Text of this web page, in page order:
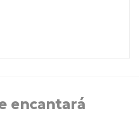
encantará